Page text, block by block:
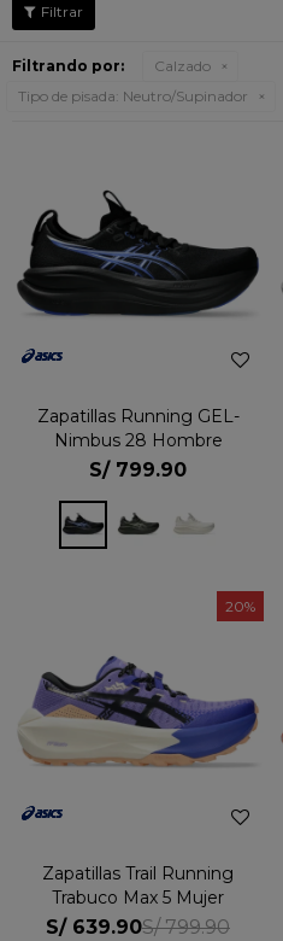
Filtrando por:
Calzado
Tipo de pisada: Neutro/Supinador
Zapatillas Running GEL-
Nimbus 28 Hombre
S/ 799.90
20
Zapatillas Trail Running
Trabuco Max 5 Mujer
S/ 639.90S/ 799.90